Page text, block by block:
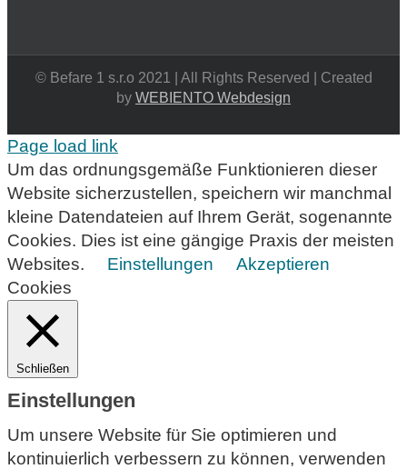
© Befare 1 s.r.o 2021 | All Rights Reserved | Created
by WEBIENTO Webdesign
Page load link
Um das ordnungsgemäße Funktionieren dieser
Website sicherzustellen, speichern wir manchmal
kleine Datendateien auf Ihrem Gerät, sogenannte
Cookies. Dies ist eine gängige Praxis der meisten
Websites.
Einstellungen
Akzeptieren
Cookies
Schließen
Einstellungen
Um unsere Website für Sie optimieren und
kontinuierlich verbessern zu können, verwenden